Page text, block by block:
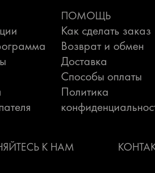
ПОМОЩЬ
Как сделать заказ
Возврат и обмен
Доставка
Способы оплаты
Политика
К НАМ